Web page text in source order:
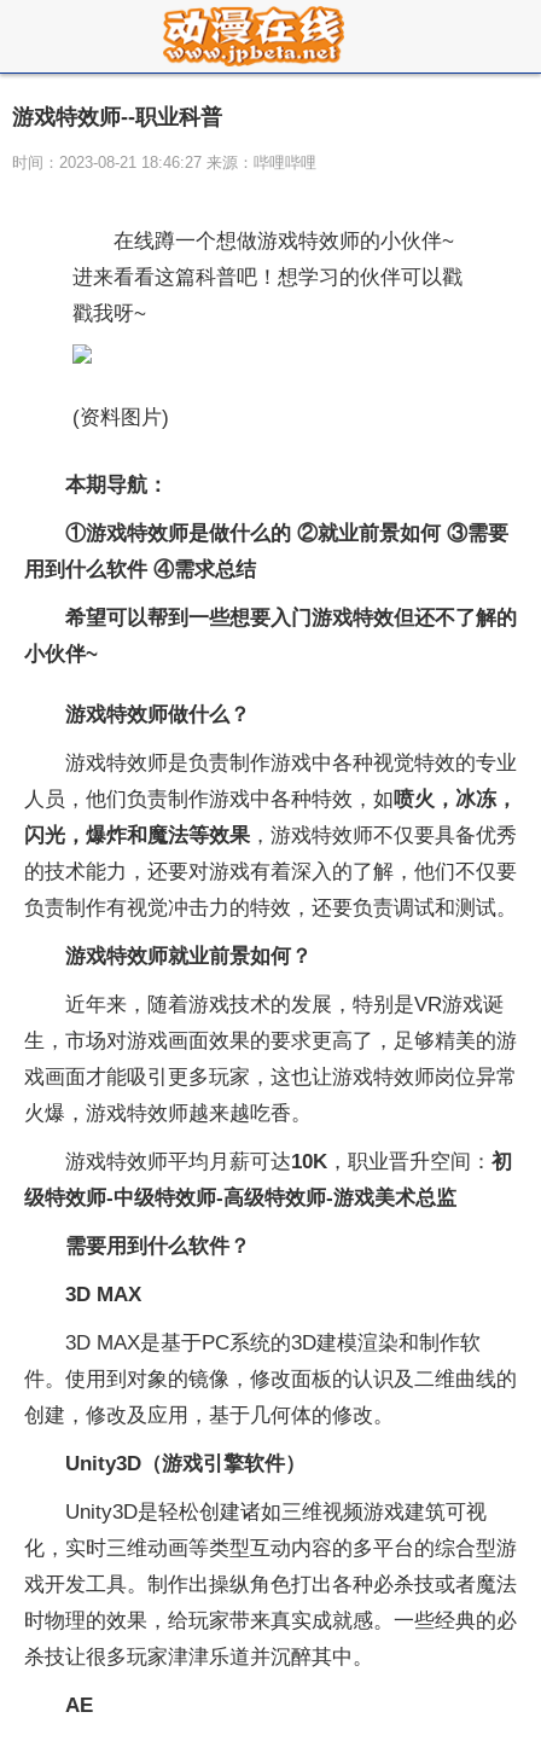
游戏特效师--职业科普
时间：2023-08-21 18:46:27 来源：哔哩哔哩
在线蹲一个想做游戏特效师的小伙伴~
进来看看这篇科普吧！想学习的伙伴可以戳
戳我呀~
(资料图片)
本期导航：
①游戏特效师是做什么的 ②就业前景如何 ③需要
用到什么软件 ④需求总结
希望可以帮到一些想要入门游戏特效但还不了解的
小伙伴~
游戏特效师做什么？
游戏特效师是负责制作游戏中各种视觉特效的专业
人员，他们负责制作游戏中各种特效，如喷火，冰冻，
闪光，爆炸和魔法等效果 ，游戏特效师不仅要具备优秀
的技术能力，还要对游戏有着深入的了解，他们不仅要
负责制作有视觉冲击力的特效，还要负责调试和测试。
游戏特效师就业前景如何？
近年来，随着游戏技术的发展，特别是VR游戏诞
生，市场对游戏画面效果的要求更高了，足够精美的游
戏画面才能吸引更多玩家，这也让游戏特效师岗位异常
火爆，游戏特效师越来越吃香。
游戏特效师平均月薪可达10K ，职业晋升空间： 初
级特效师-中级特效师-高级特效师-游戏美术总监
需要用到什么软件？
3D MAX
3D MAX是基于PC系统的3D建模渲染和制作软
件。使用到对象的镜像，修改面板的认识及二维曲线的
创建，修改及应用，基于几何体的修改。
Unity3D （游戏引擎软件）
Unity3D是轻松创建诸如三维视频游戏建筑可视
化，实时三维动画等类型互动内容的多平台的综合型游
戏开发工具。制作出操纵角色打出各种必杀技或者魔法
时物理的效果，给玩家带来真实成就感。一些经典的必
杀技让很多玩家津津乐道并沉醉其中。
AE